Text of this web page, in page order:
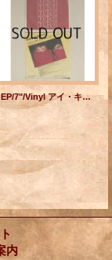
EP/7"/Vinyl アイ・キャント・ゴー・フォー・ザット アンガーデッド・ミニット ダリル・ホール＆ジョン・オーツ (1982) RCA
内